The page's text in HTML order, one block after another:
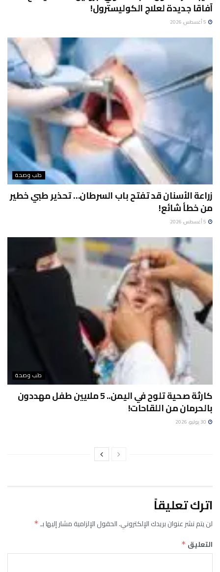
آفاقا جديدة لعلاج الكوليسترول!
5 أغسطس، 2026
طب وصحة
زراعة الأسنان قد تفتح باب السرطان… تحذير طبي خطير
من خطأ شائع!
5 أغسطس، 2026
طب وصحة
كارثة صحية تلوح في اليمن.. 5 ملايين طفل مهددون
بالحرمان من اللقاحات!
30 يوليو، 2026
اترك تعليقاً
لن يتم نشر عنوان بريدك الإلكتروني.الحقول الإلزامية مشار إليها بـ*
التعليق*